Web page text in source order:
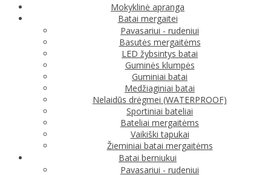
Mokyklinė apranga
Batai mergaitei
Pavasariui - rudeniui
Basutės mergaitėms
LED žybsintys batai
Guminės klumpės
Guminiai batai
Medžiaginiai batai
Nelaidūs drėgmei (WATERPROOF)
Sportiniai bateliai
Bateliai mergaitėms
Vaikiški tapukai
Žieminiai batai mergaitėms
Batai berniukui
Pavasariui - rudeniui